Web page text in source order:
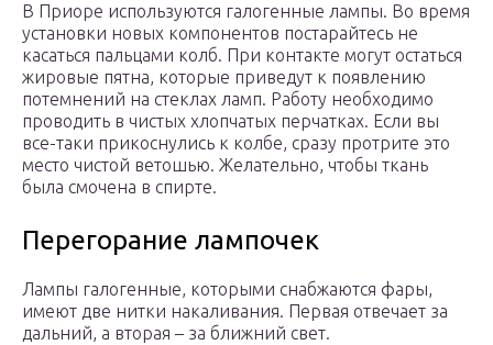
В Приоре используются галогенные лампы. Во время
установки новых компонентов постарайтесь не
касаться пальцами колб. При контакте могут остаться
жировые пятна, которые приведут к появлению
потемнений на стеклах ламп. Работу необходимо
проводить в чистых хлопчатых перчатках. Если вы
все-таки прикоснулись к колбе, сразу протрите это
место чистой ветошью. Желательно, чтобы ткань
была смочена в спирте.
Перегорание лампочек
Лампы галогенные, которыми снабжаются фары,
имеют две нитки накаливания. Первая отвечает за
дальний, а вторая – за ближний свет.